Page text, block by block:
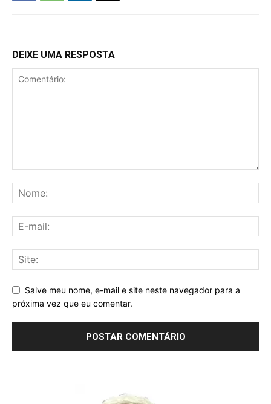
DEIXE UMA RESPOSTA
Salve meu nome, e-mail e site neste navegador para a
próxima vez que eu comentar.